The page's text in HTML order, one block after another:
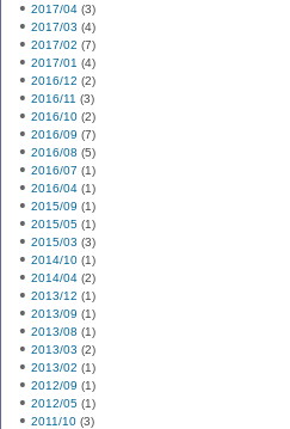
2017/04 (3)
2017/03 (4)
2017/02 (7)
2017/01 (4)
2016/12 (2)
2016/11 (3)
2016/10 (2)
2016/09 (7)
2016/08 (5)
2016/07 (1)
2016/04 (1)
2015/09 (1)
2015/05 (1)
2015/03 (3)
2014/10 (1)
2014/04 (2)
2013/12 (1)
2013/09 (1)
2013/08 (1)
2013/03 (2)
2013/02 (1)
2012/09 (1)
2012/05 (1)
2011/10 (3)